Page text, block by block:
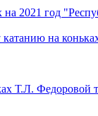
2021 год
на
Т.Л. Федоровой